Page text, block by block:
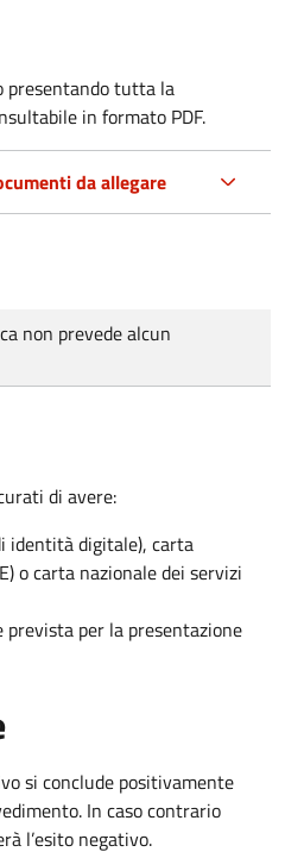
presentando tutta la
in formato PDF.
da allegare
non prevede alcun
di avere:
identità digitale), carta
o carta nazionale dei servizi
per la presentazione
si conclude positivamente
In caso contrario
l’esito negativo.